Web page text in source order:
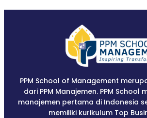
PPM School of Management
dari PPM Manajemen. PPM School
manajemen pertama di Indonesia
memiliki kurikulum Top